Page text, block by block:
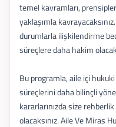
temel kavramları,
yaklaşımla
durumlarla ilişkilendirme
süreçlere daha hakim
Bu programla, aile içi
süreçlerini daha bilinçli
kararlarınızda size
olacaksınız. Aile Ve Miras